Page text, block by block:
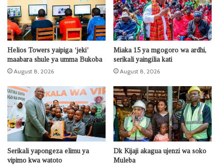
Helios Towers yaipiga ‘jeki’
maabara shule ya umma Bukoba
August 8, 2026
Miaka 15 ya mgogoro wa ardhi,
serikali yaingilia kati
August 8, 2026
Serikali yapongeza elimu ya
vipimo kwa watoto
Dk Kijaji akagua ujenzi wa soko
Muleba